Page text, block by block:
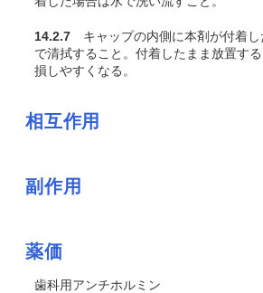
14.2.7 キャップの内側に本剤が付着し
で清拭すること。付着したまま放置す
損しやすくなる。
相互作用
副作用
薬価
歯科用アンチホルミン